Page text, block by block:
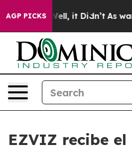
AGP PICKS
Well, it Didn’t As war
EZVIZ recibe el